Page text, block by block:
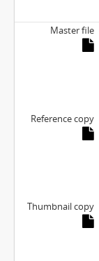
Master file
Reference copy
Thumbnail copy